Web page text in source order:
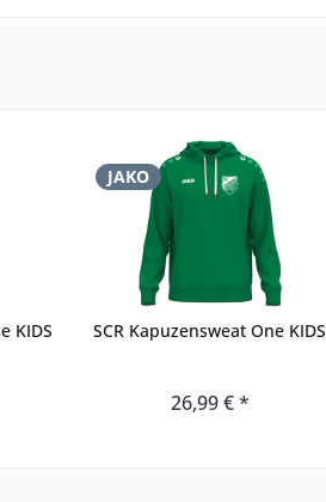
KIDS
JAKO
SCR Kapuzensweat One KIDS
26,99 € *